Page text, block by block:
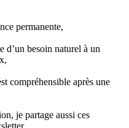
permanente,
d’un besoin naturel à un
compréhensible après une
je partage aussi ces